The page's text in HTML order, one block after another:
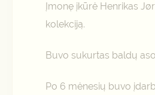
Įmonę įkūrė Henrikas
kolekciją.
Buvo sukurtas baldų
Po 6 mėnesių buvo